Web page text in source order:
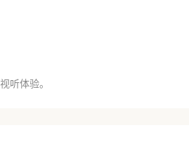
听体验。